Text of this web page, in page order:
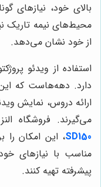
بالای خود، نیازهای
محیط‌های نیمه تاریک
از خود نشان می‌دهد.
استفاده از ویدئو
دارد. دهه‌هاست که این
ارائه دروس، نمایش
می‌گیرند. فروشگاه
SD150، این امکان را
مناسب با نیازهای
پیشرفته تهیه کنند.